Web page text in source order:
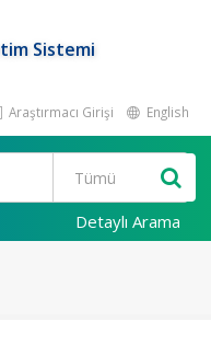
Sistemi
Araştırmacı Girişi English
Detaylı Arama